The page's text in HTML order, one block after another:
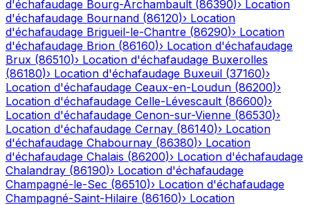
d'échafaudage Bourg-Archambault (86390)› Location
d'échafaudage Bournand (86120)› Location
d'échafaudage Brigueil-le-Chantre (86290)› Location
d'échafaudage Brion (86160)› Location d'échafaudage
Brux (86510)› Location d'échafaudage Buxerolles
(86180)› Location d'échafaudage Buxeuil (37160)›
Location d'échafaudage Ceaux-en-Loudun (86200)›
Location d'échafaudage Celle-Lévescault (86600)›
Location d'échafaudage Cenon-sur-Vienne (86530)›
Location d'échafaudage Cernay (86140)› Location
d'échafaudage Chabournay (86380)› Location
d'échafaudage Chalais (86200)› Location d'échafaudage
Chalandray (86190)› Location d'échafaudage
Champagné-le-Sec (86510)› Location d'échafaudage
Champagné-Saint-Hilaire (86160)› Location